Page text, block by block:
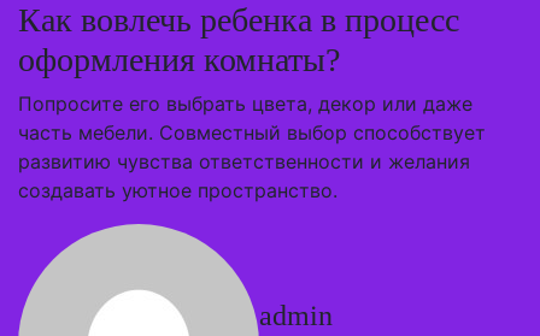
Как вовлечь ребенка в процесс
оформления комнаты?
Попросите его выбрать цвета, декор или даже
часть мебели. Совместный выбор способствует
развитию чувства ответственности и желания
создавать уютное пространство.
admin